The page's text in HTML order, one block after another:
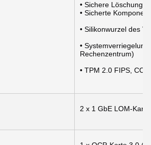
• Sichere Löschung
• Sicherte
• Silikonwurzel des
•
Rechenzentrum)
• TPM 2.0 FIPS, CC-
2 x 1 GbE LOM-